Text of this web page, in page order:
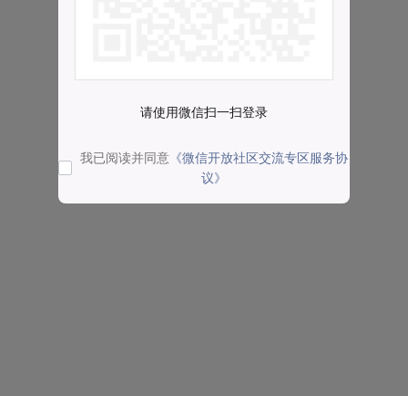
请使用微信扫一扫登录
我已阅读并同意 《微信开放社区交流专区服务协
议》